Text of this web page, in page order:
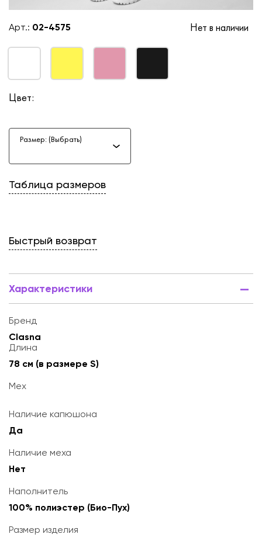
Арт.: 02-4575 Нет в наличии
Цвет:
Размер: (Выбрать)
Таблица размеров
Быстрый возврат
Характеристики
Бренд
Clasna
Длина
78 см (в размере S)
Мех
Наличие капюшона
Да
Наличие меха
Нет
Наполнитель
100% полиэстер (Био-Пух)
Размер изделия